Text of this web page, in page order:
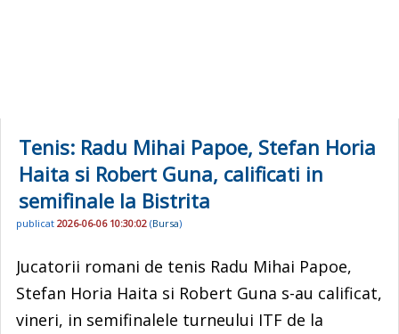
Tenis: Radu Mihai Papoe, Stefan Horia
Haita si Robert Guna, calificati in
semifinale la Bistrita
publicat 2026-06-06 10:30:02 (Bursa)
Jucatorii romani de tenis Radu Mihai Papoe,
Stefan Horia Haita si Robert Guna s-au calificat,
vineri, in semifinalele turneului ITF de la